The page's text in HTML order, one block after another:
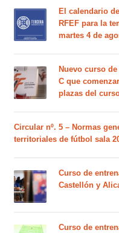
El calendario
RFEF para la
martes 4 de
Nuevo curso
C que
plazas del
Circular nº. 5 – Normas
territoriales de fútbol sala
Curso de
Castellón y
Curso de